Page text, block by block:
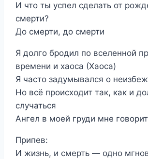
И что ты успел сделать от
смерти?
До смерти, до смерти
Я долго бродил по вселенной
времени и хаоса (Хаоса)
Я часто задумывался о
Но всё происходит так, как и
случаться
Ангел в моей груди мне
Припев:
И жизнь, и смерть — одно